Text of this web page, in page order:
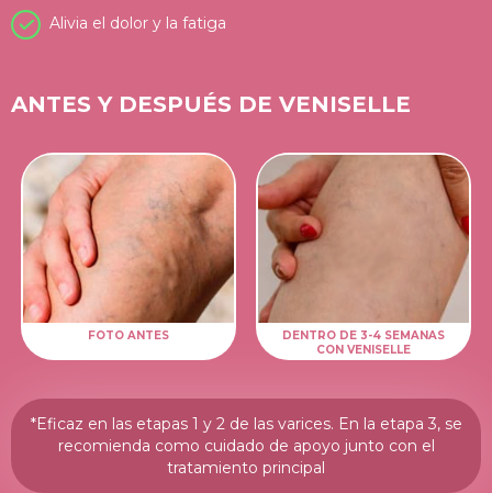
Alivia el dolor y la fatiga
ANTES Y DESPUÉS DE VENISELLE
FOTO ANTES
DENTRO DE 3-4 SEMANAS
CON VENISELLE
*Eficaz en las etapas 1 y 2 de las varices. En la etapa 3, se
recomienda como cuidado de apoyo junto con el
tratamiento principal